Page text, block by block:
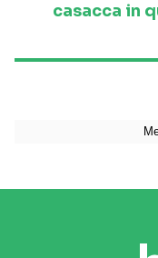
casacca in